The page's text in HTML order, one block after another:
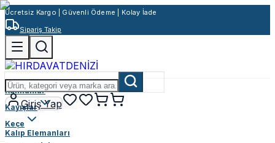
Ücretsiz Kargo | Güvenli Ödeme | Kolay İade
Sipariş Takip
Giriş Yap
Rulmanlar
Kayışlar
Keçe
Kalıp Elemanları